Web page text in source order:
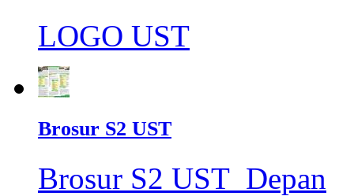
LOGO UST
Brosur S2 UST
Brosur S2 UST_Depan